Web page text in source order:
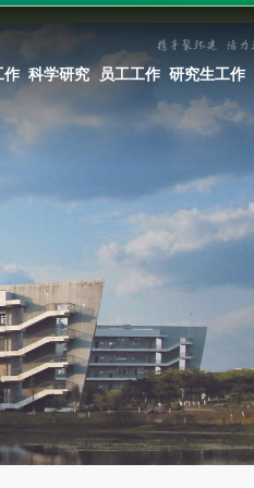
作 科学研究 员工工作 研究生工作